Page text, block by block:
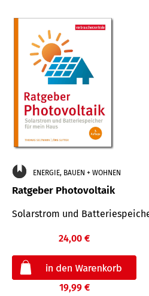
ENERGIE, BAUEN + WOHNEN
Ratgeber Photovoltaik
Solarstrom und
24,00 €
19,99 €